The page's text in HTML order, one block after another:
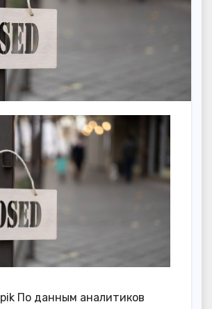
По данным аналитиков